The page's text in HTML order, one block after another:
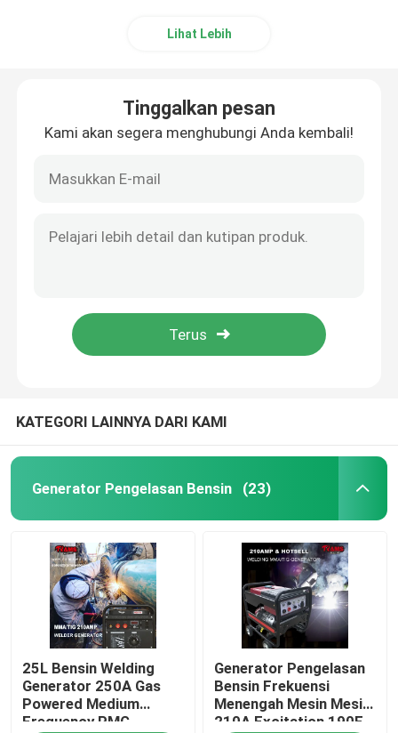
Rumah
Produk
Tentang kami
Lihat Lebih
Tinggalkan pesan
Kami akan segera menghubungi Anda kembali!
KATEGORI LAINNYA DARI KAMI
Generator Pengelasan Bensin (23)
25L Bensin Welding
Generator 250A Gas
Powered Medium
Frequency PMG
Generator Pengelasan
Bensin Frekuensi
Menengah Mesin Mesin
210A Excitation 190F